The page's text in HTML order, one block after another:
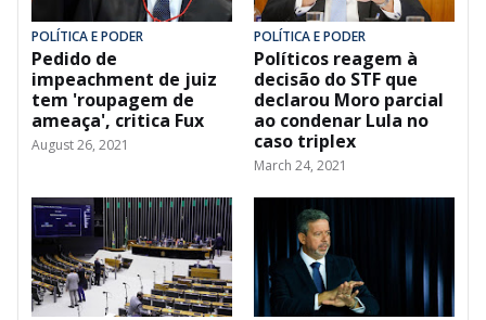
POLÍTICA E PODER
Pedido de
impeachment de juiz
tem 'roupagem de
ameaça', critica Fux
August 26, 2021
POLÍTICA E PODER
Políticos reagem à
decisão do STF que
declarou Moro parcial
ao condenar Lula no
caso triplex
March 24, 2021